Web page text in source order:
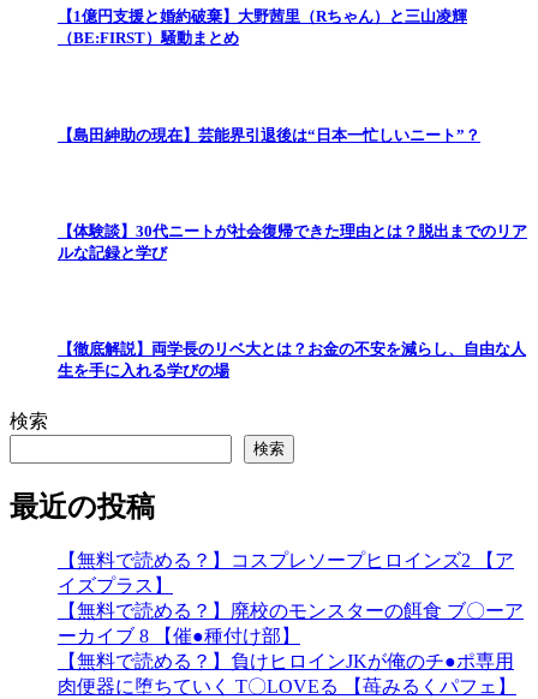
【1億円支援と婚約破棄】大野茜里（Rちゃん）と三山凌輝
（BE:FIRST）騒動まとめ
【島田紳助の現在】芸能界引退後は“日本一忙しいニート”？
【体験談】30代ニートが社会復帰できた理由とは？脱出までのリア
ルな記録と学び
【徹底解説】両学長のリベ大とは？お金の不安を減らし、自由な人
生を手に入れる学びの場
検索
検索
最近の投稿
【無料で読める？】コスプレソープヒロインズ2 【ア
イズプラス】
【無料で読める？】廃校のモンスターの餌食 ブ〇ーア
ーカイブ 8 【催●種付け部】
【無料で読める？】負けヒロインJKが俺のチ●ポ専用
肉便器に堕ちていく T〇LOVEる 【苺みるくパフェ】